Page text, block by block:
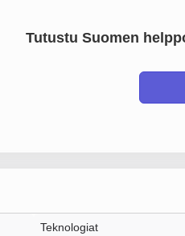
Tutustu Suomen
Teknologiat